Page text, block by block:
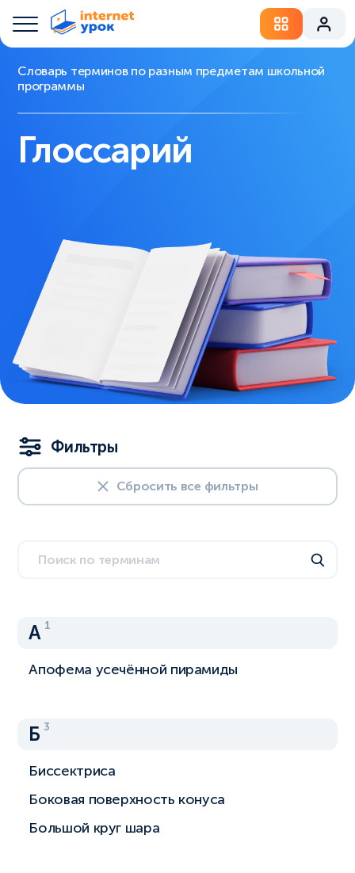
Словарь терминов по разным предметам школьной
программы
Глоссарий
Фильтры
Сбросить все фильтры
А 1
Апофема усечённой пирамиды
Б 3
Биссектриса
Боковая поверхность конуса
Большой круг шара